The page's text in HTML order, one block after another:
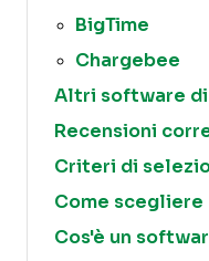
BigTime
Chargebee
Altri software
Recensioni
Criteri di
Come scegliere
Cos'è un